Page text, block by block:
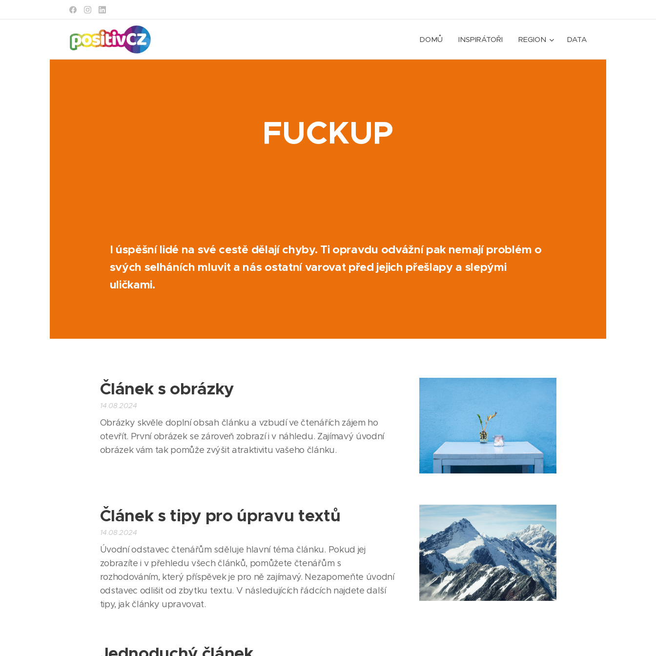
DOMŮ INSPIRÁTOŘI REGION DATA
FUCKUP
I úspěšní lidé na své cestě dělají chyby. Ti opravdu odvážní pak nemají problém o
svých selháních mluvit a nás ostatní varovat před jejich přešlapy a slepými
uličkami.
Článek s obrázky
14.08.2024
Obrázky skvěle doplní obsah článku a vzbudí ve čtenářích zájem ho
otevřít. První obrázek se zároveň zobrazí i v náhledu. Zajímavý úvodní
obrázek vám tak pomůže zvýšit atraktivitu vašeho článku.
Článek s tipy pro úpravu textů
14.08.2024
Úvodní odstavec čtenářům sděluje hlavní téma článku. Pokud jej
zobrazíte i v přehledu všech článků, pomůžete čtenářům s
rozhodováním, který příspěvek je pro ně zajímavý. Nezapomeňte úvodní
odstavec odlišit od zbytku textu. V následujících řádcích najdete další
tipy, jak články upravovat.